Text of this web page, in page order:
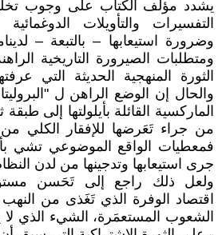
يشدد مؤلف الكتاب على وجوب
التفسيرات والتأويلات
وضرورة استيعابها – بالتبعة –
ومتطلبات الصيرورة التاريخية
الثورة المنهجية الحديثة التي
والحال إن الوضع الراهن ل
الماركسية القائلة بأيلولتها إلى
من جراء تَعَرضها للإفقار الكلي
فمعطيات الواقع الموضوعي تشي بأن
جرى استيعابها وتدجينها من لدن
ولعل ذلك راجع إلى تَحَسن
اقتصاد الوفرة الذي تَغَذى من النهب
الشعوب المستعمَرة، الشيء الذي